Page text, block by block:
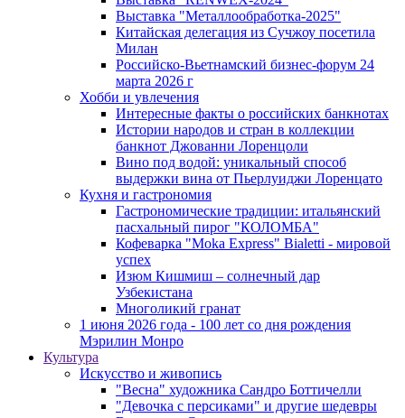
Выставка "Металлообработка-2025"
Китайская делегация из Сучжоу посетила
Милан
Российско-Вьетнамский бизнес-форум 24
марта 2026 г
Хобби и увлечения
Интересные факты о российских банкнотах
Истории народов и стран в коллекции
банкнот Джованни Лоренцоли
Вино под водой: уникальный способ
выдержки вина от Пьерлуиджи Лоренцато
Кухня и гастрономия
Гастрономические традиции: итальянский
пасхальный пирог "КОЛОМБА"
Кофеварка "Moka Express" Bialetti - мировой
успех
Изюм Кишмиш – солнечный дар
Узбекистана
Многоликий гранат
1 июня 2026 года - 100 лет со дня рождения
Мэрилин Монро
Культура
Искусство и живопись
"Весна" художника Сандро Боттичелли
"Девочка с персиками" и другие шедевры